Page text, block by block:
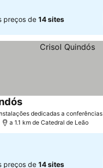
preços de 14 sites
dedicadas a conferências
a 1.1 km de Catedral de Leão
preços de 14 sites